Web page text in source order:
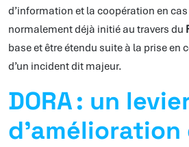
d’information et la coopération en
normalement déjà initié au travers du
base et être étendu suite à la prise en
d’un incident dit majeur.
DORA : un